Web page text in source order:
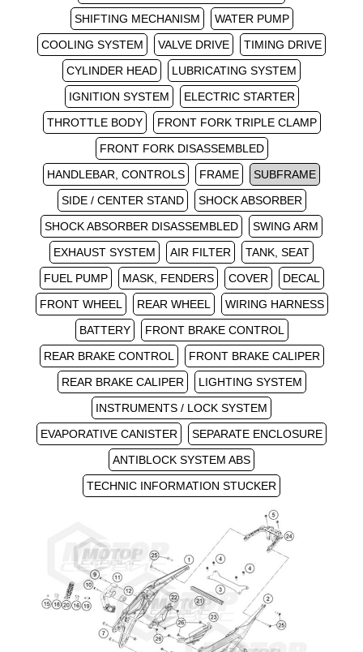
SHIFTING MECHANISM
WATER PUMP
COOLING SYSTEM
VALVE DRIVE
TIMING DRIVE
CYLINDER HEAD
LUBRICATING SYSTEM
IGNITION SYSTEM
ELECTRIC STARTER
THROTTLE BODY
FRONT FORK TRIPLE CLAMP
FRONT FORK DISASSEMBLED
HANDLEBAR, CONTROLS
FRAME
SUBFRAME
SIDE / CENTER STAND
SHOCK ABSORBER
SHOCK ABSORBER DISASSEMBLED
SWING ARM
EXHAUST SYSTEM
AIR FILTER
TANK, SEAT
FUEL PUMP
MASK, FENDERS COVER
DECAL
FRONT WHEEL
REAR WHEEL
WIRING HARNESS
BATTERY
FRONT BRAKE CONTROL
REAR BRAKE CONTROL
FRONT BRAKE CALIPER
REAR BRAKE CALIPER
LIGHTING SYSTEM
INSTRUMENTS / LOCK SYSTEM
EVAPORATIVE CANISTER
SEPARATE ENCLOSURE
ANTIBLOCK SYSTEM ABS
TECHNIC INFORMATION STUCKER